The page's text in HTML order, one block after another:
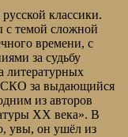
классики.
с темой сложной
времени, с
за судьбу
литературных
за выдающийся
из авторов
XX века». В
увы, он ушёл из